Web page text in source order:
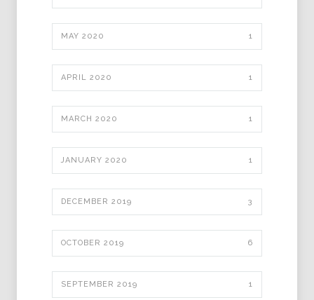
MAY 2020 1
APRIL 2020 1
MARCH 2020 1
JANUARY 2020 1
DECEMBER 2019 3
OCTOBER 2019 6
SEPTEMBER 2019 1